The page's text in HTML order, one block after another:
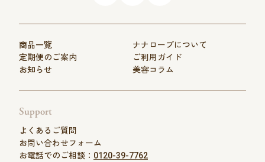
商品一覧
ナナローブについて
定期便のご案内
ご利用ガイド
お知らせ
美容コラム
Support
よくあるご質問
お問い合わせフォーム
お電話でのご相談： 0120-39-7762